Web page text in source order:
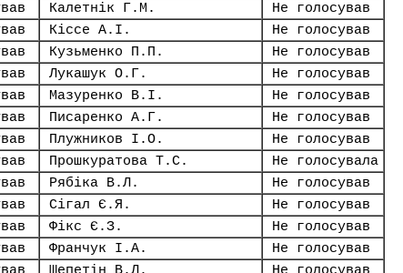
Калетнік Г.М.
Не голосував
Кіссе А.І.
Не голосував
Кузьменко П.П.
Не голосував
Лукашук О.Г.
Не голосував
Мазуренко В.І.
Не голосував
Писаренко А.Г.
Не голосував
Плужников І.О.
Не голосував
Прошкуратова Т.С.
Не голосувала
Рябіка В.Л.
Не голосував
Сігал Є.Я.
Не голосував
Фікс Є.З.
Не голосував
Франчук І.А.
Не голосував